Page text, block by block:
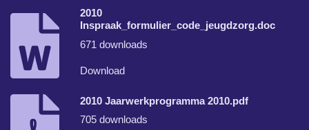
2010
Inspraak_formulier_code_jeugdzorg.doc
671 downloads
Download
2010 Jaarwerkprogramma 2010.pdf
705 downloads